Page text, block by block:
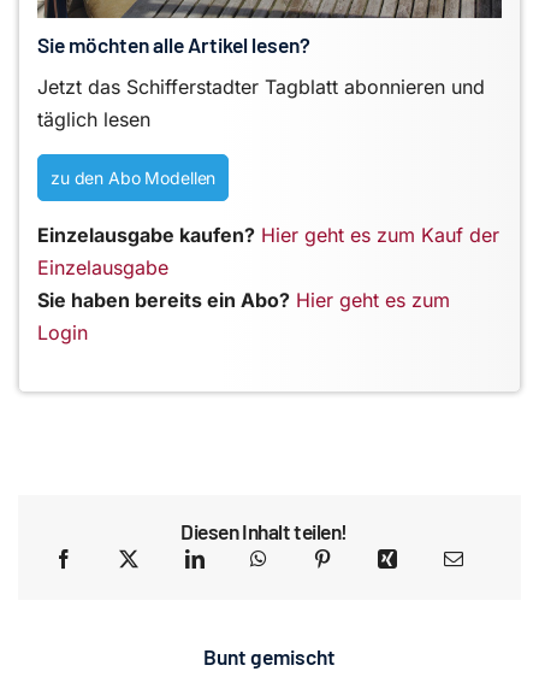
Sie möchten alle Artikel lesen?
Jetzt das Schifferstadter Tagblatt abonnieren und
täglich lesen
zu den Abo Modellen
Einzelausgabe kaufen? Hier geht es zum Kauf der
Einzelausgabe
Sie haben bereits ein Abo? Hier geht es zum
Login
Diesen Inhalt teilen!
Bunt gemischt